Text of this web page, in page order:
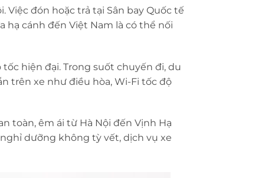
Việc đón hoặc trả tại Sân bay Quốc tế
hạ cánh đến Việt Nam là có thể nối
hiện đại. Trong suốt chuyến đi, du
trên xe như điều hòa, Wi-Fi tốc độ
toàn, êm ái từ Hà Nội đến Vịnh Hạ
dưỡng không tỳ vết, dịch vụ xe